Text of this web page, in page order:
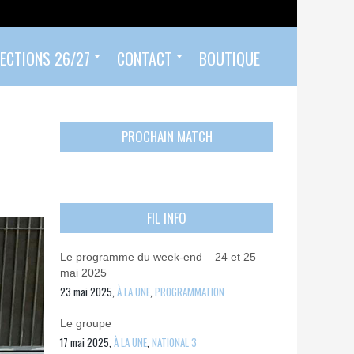
26/27 CONTACT BOUTIQUE
PROCHAIN MATCH
FIL INFO
Le programme du week-end – 24 et 25
mai 2025
23 mai 2025,À LA UNE,PROGRAMMATION
Le groupe
17 mai 2025,À LA UNE,NATIONAL 3